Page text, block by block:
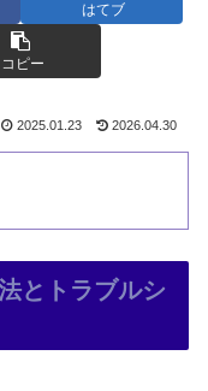
はてブ
コピー
2025.01.23 2026.04.30
とトラブルシ